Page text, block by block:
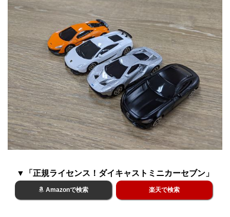
▼「正規ライセンス！ダイキャストミニカーセブン」
Amazonで検索 楽天で検索